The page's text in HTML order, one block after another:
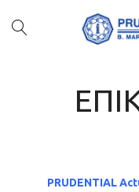
PRUDENTIAL